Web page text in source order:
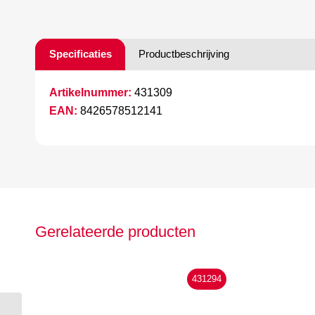
Specificaties Productbeschrijving
Artikelnummer: 431309
EAN: 8426578512141
Gerelateerde producten
431294